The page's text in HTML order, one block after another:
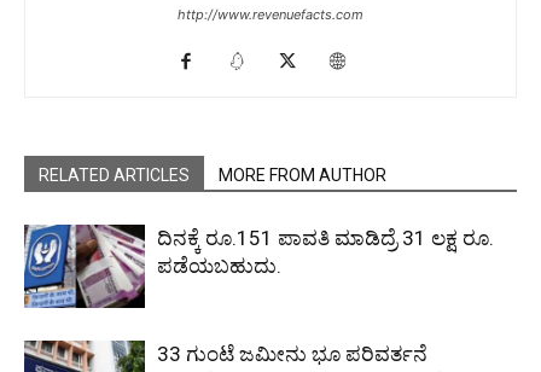
http://www.revenuefacts.com
RELATED ARTICLES MORE FROM AUTHOR
ದಿನಕ್ಕೆ ರೂ.151 ಪಾವತಿ ಮಾಡಿದ್ರೆ 31 ಲಕ್ಷ ರೂ.
ಪಡೆಯಬಹುದು.
33 ಗುಂಟೆ ಜಮೀನು ಭೂ ಪರಿವರ್ತನೆ